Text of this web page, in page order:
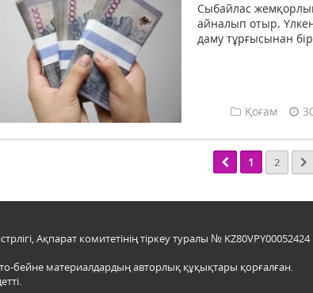
Сыбайлас
айналып отыр.
даму тұрғысынан
Қоғам
1 2
Ақпарат комитетінің тіркеу туралы № KZ80VPY00052424
бейне материалдардың авторлық құқықтары қорғалған.